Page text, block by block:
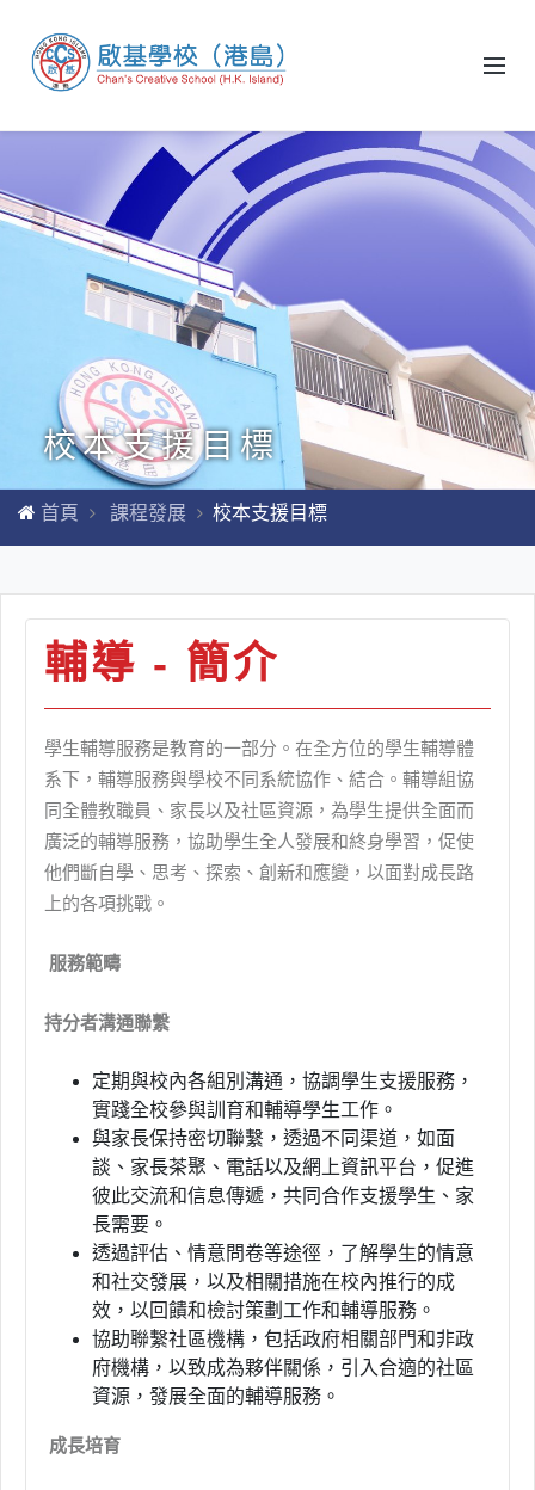
校本支援目標
首頁 課程發展 校本支援目標
輔導 - 簡介
學生輔導服務是教育的一部分。在全方位的學生輔導體
系下，輔導服務與學校不同系統協作、結合。輔導組協
同全體教職員、家長以及社區資源，為學生提供全面而
廣泛的輔導服務，協助學生全人發展和終身學習，促使
他們斷自學、思考、探索、創新和應變，以面對成長路
上的各項挑戰。
服務範疇
持分者溝通聯繫
定期與校內各組別溝通，協調學生支援服務，
實踐全校參與訓育和輔導學生工作。
與家長保持密切聯繫，透過不同渠道，如面
談、家長茶聚、電話以及網上資訊平台，促進
彼此交流和信息傳遞，共同合作支援學生、家
長需要。
透過評估、情意問卷等途徑，了解學生的情意
和社交發展，以及相關措施在校內推行的成
效，以回饋和檢討策劃工作和輔導服務。
協助聯繫社區機構，包括政府相關部門和非政
府機構，以致成為夥伴關係，引入合適的社區
資源，發展全面的輔導服務。
成長培育